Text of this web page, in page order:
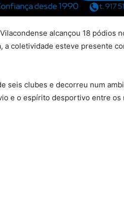
alcançou 18 pódios
a coletividade esteve presente
seis clubes e decorreu num
e o espírito desportivo entre os